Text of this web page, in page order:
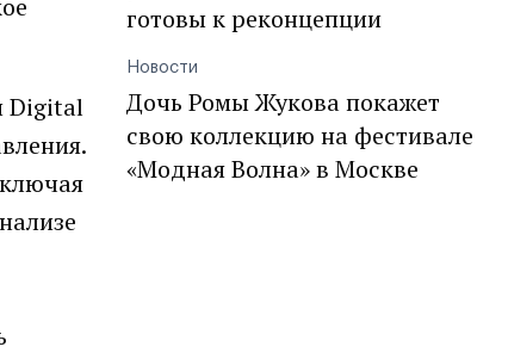
Digital
готовы к реконцепции
Новости
Дочь Ромы Жукова покажет
свою коллекцию на фестивале
«Модная Волна» в Москве